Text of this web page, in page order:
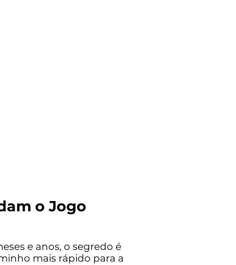
o Jogo
e anos, o segredo é
mais rápido para a